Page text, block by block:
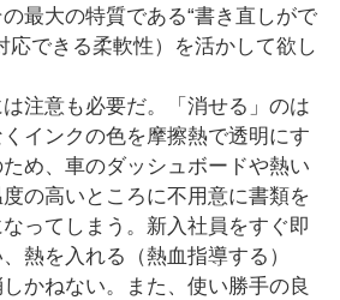
最大の特質である“書き直しがで
応できる柔軟性）を活かして欲し
注意も必要だ。「消せる」のは
くインクの色を摩擦熱で透明にす
め、車のダッシュボードや熱い
の高いところに不用意に書類を
ってしまう。新入社員をすぐ即
熱を入れる（熱血指導する）
かねない。また、使い勝手の良